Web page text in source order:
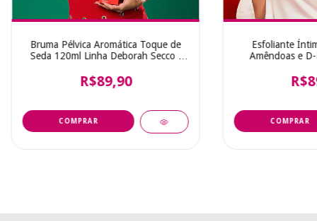
Bruma Pélvica Aromática Toque de
Seda 120ml Linha Deborah Secco -
R$89,90
Esfoliante
Amêndoas e